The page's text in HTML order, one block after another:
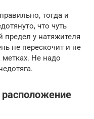
тогда и
что чуть
предел у натяжителя
не перескочит и не
метках. Не надо